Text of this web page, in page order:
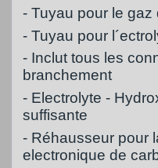
- Tuyau pour le
- Tuyau pour
- Inclut tous les
branchement
- Electrolyte -
suffisante
- Réhausseur pour
electronique de